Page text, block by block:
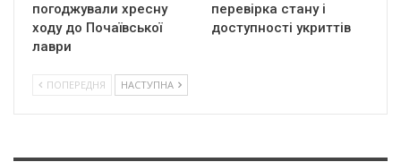
погоджували хресну
ходу до Почаївської
лаври
перевірка стану і
доступності укриттів
ПОПЕРЕДНЯ НАСТУПНА